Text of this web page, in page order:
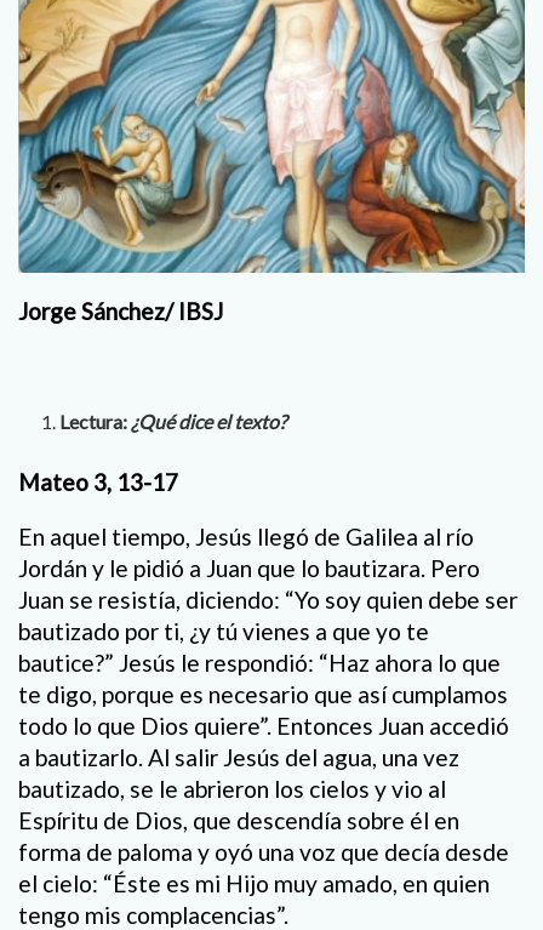
Jorge Sánchez/ IBSJ
Lectura: ¿Qué dice el texto?
Mateo 3, 13-17
En aquel tiempo, Jesús llegó de Galilea al río
Jordán y le pidió a Juan que lo bautizara. Pero
Juan se resistía, diciendo: “Yo soy quien debe ser
bautizado por ti, ¿y tú vienes a que yo te
bautice?” Jesús le respondió: “Haz ahora lo que
te digo, porque es necesario que así cumplamos
todo lo que Dios quiere”. Entonces Juan accedió
a bautizarlo. Al salir Jesús del agua, una vez
bautizado, se le abrieron los cielos y vio al
Espíritu de Dios, que descendía sobre él en
forma de paloma y oyó una voz que decía desde
el cielo: “Éste es mi Hijo muy amado, en quien
tengo mis complacencias”.